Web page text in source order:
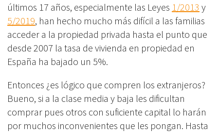
últimos 17 años, especialmente las Leyes 1/2013 y
5/2019, han hecho mucho más difícil a las familias
acceder a la propiedad privada hasta el punto que
desde 2007 la tasa de vivienda en propiedad en
España ha bajado un 5%.
Entonces ¿es lógico que compren los extranjeros?
Bueno, si a la clase media y baja les dificultan
comprar pues otros con suficiente capital lo harán
por muchos inconvenientes que les pongan. Hasta